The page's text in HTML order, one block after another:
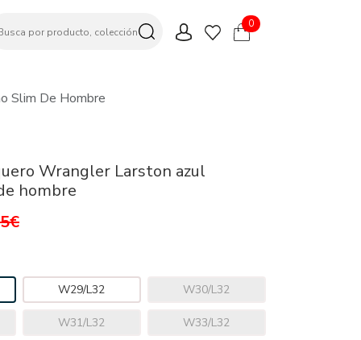
0
Slim De Hombre
Wrangler Larston azul
hombre
W29/L32 W30/L32
W31/L32 W33/L32